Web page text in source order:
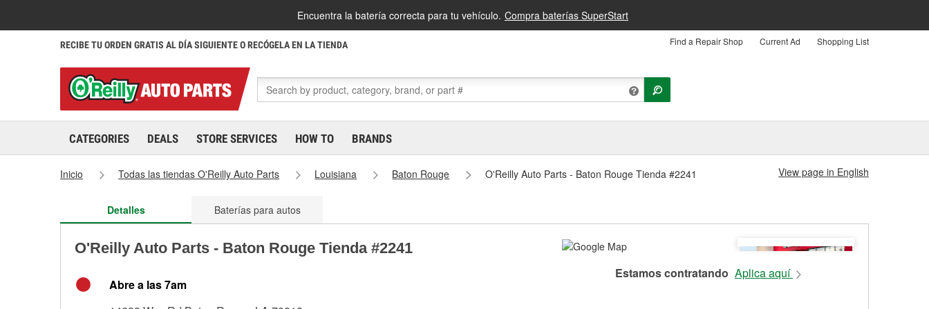
Encuentra la batería correcta para tu vehículo. Compra baterías SuperStart
RECIBE TU ORDEN GRATIS AL DÍA SIGUIENTE O RECÓGELA EN LA TIENDA Find a Repair Shop Current Ad Shopping List
CATEGORIES DEALS STORE SERVICES HOW TO BRANDS
Inicio Todas las tiendas O'Reilly Auto Parts Louisiana Baton Rouge O'Reilly Auto Parts - Baton Rouge Tienda #2241 View page in English
Detalles Baterías para autos
O'Reilly Auto Parts - Baton Rouge Tienda #2241
Abre a las 7am
Estamos contratando Aplica aquí